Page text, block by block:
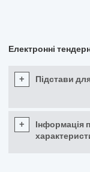
Електронні
+ Підстави
+
Інформація